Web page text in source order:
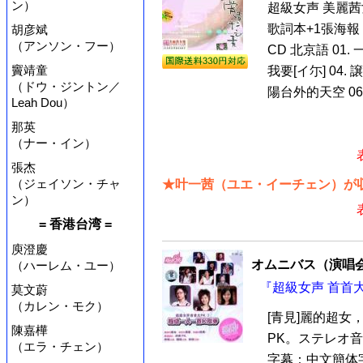
ン）
胡彦斌
（アンソン・フー）
竇靖童
（ドウ・ジントン／
Leah Dou）
那英
（ナー・イン）
張杰
（ジェイソン・チャ
ン）
= 香港台湾 =
庾澄慶
（ハーレム・ユー）
莫文蔚
（カレン・モク）
陳嘉樺
（エラ・チェン）
超級女声 美麗
歌詞本+1張海報
CD 北京語 01.
我要[イ尓] 04.
陽台外的天空
★叶一茜（ユエ・イーチェン）が
オムニバス（演唱
『超級女声 首首
[青見]麗的超女
PK。ステレオ
字幕：中文簡体